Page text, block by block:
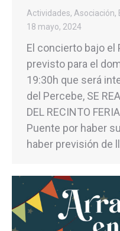
Actividades, Asociación,
18 mayo, 2024
El concierto bajo el
previsto para el
19:30h que será
del Percebe, SE
DEL RECINTO
Puente por haber
haber previsión de